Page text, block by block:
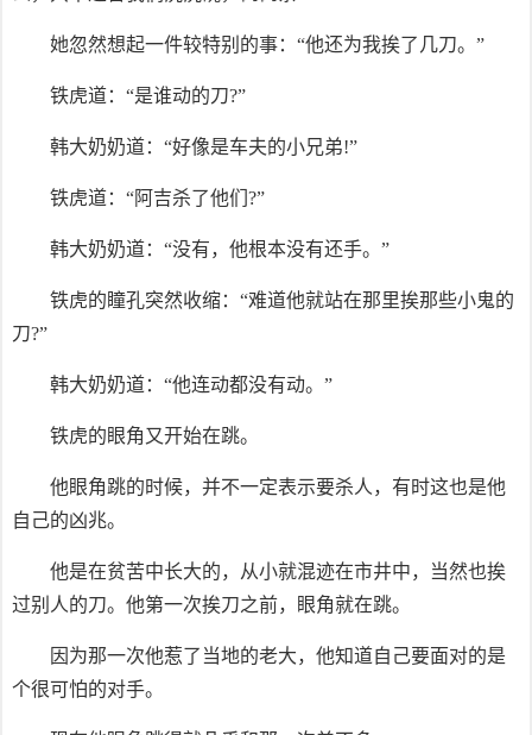
她忽然想起一件较特别的事：“他还为我挨了几刀。”
铁虎道：“是谁动的刀?”
韩大奶奶道：“好像是车夫的小兄弟!”
铁虎道：“阿吉杀了他们?”
韩大奶奶道：“没有，他根本没有还手。”
铁虎的瞳孔突然收缩：“难道他就站在那里挨那些小鬼的
刀?”
韩大奶奶道：“他连动都没有动。”
铁虎的眼角又开始在跳。
他眼角跳的时候，并不一定表示要杀人，有时这也是他
自己的凶兆。
他是在贫苦中长大的，从小就混迹在市井中，当然也挨
过别人的刀。他第一次挨刀之前，眼角就在跳。
因为那一次他惹了当地的老大，他知道自己要面对的是
个很可怕的对手。